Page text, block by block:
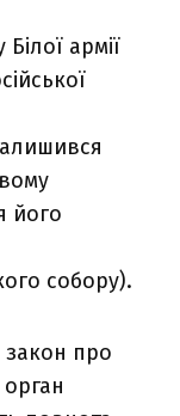
армії
його
собору).
закон про